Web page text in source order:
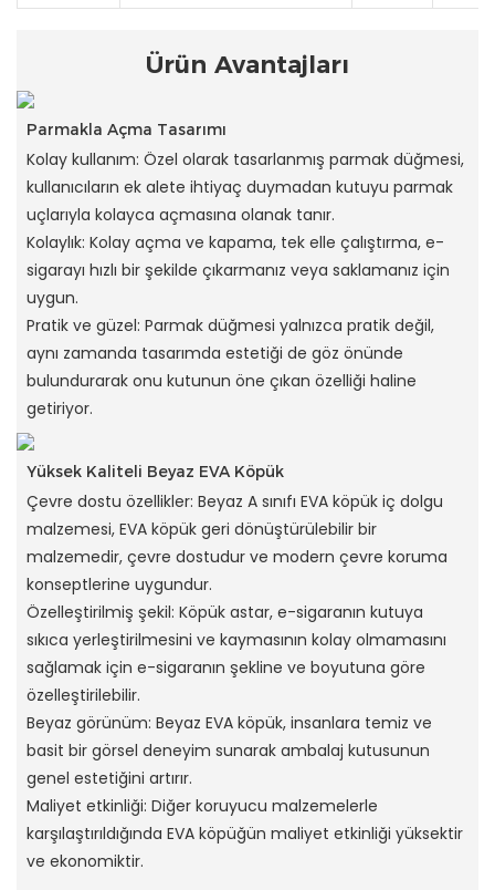
Ürün Avantajları
Parmakla Açma Tasarımı
Kolay kullanım: Özel olarak tasarlanmış parmak düğmesi,
kullanıcıların ek alete ihtiyaç duymadan kutuyu parmak
uçlarıyla kolayca açmasına olanak tanır.
Kolaylık: Kolay açma ve kapama, tek elle çalıştırma, e-
sigarayı hızlı bir şekilde çıkarmanız veya saklamanız için
uygun.
Pratik ve güzel: Parmak düğmesi yalnızca pratik değil,
aynı zamanda tasarımda estetiği de göz önünde
bulundurarak onu kutunun öne çıkan özelliği haline
getiriyor.
Yüksek Kaliteli Beyaz EVA Köpük
Çevre dostu özellikler: Beyaz A sınıfı EVA köpük iç dolgu
malzemesi, EVA köpük geri dönüştürülebilir bir
malzemedir, çevre dostudur ve modern çevre koruma
konseptlerine uygundur.
Özelleştirilmiş şekil: Köpük astar, e-sigaranın kutuya
sıkıca yerleştirilmesini ve kaymasının kolay olmamasını
sağlamak için e-sigaranın şekline ve boyutuna göre
özelleştirilebilir.
Beyaz görünüm: Beyaz EVA köpük, insanlara temiz ve
basit bir görsel deneyim sunarak ambalaj kutusunun
genel estetiğini artırır.
Maliyet etkinliği: Diğer koruyucu malzemelerle
karşılaştırıldığında EVA köpüğün maliyet etkinliği yüksektir
ve ekonomiktir.